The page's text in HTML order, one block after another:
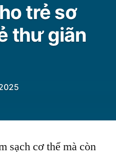
trẻ sơ
thư giãn
sạch cơ thể mà còn